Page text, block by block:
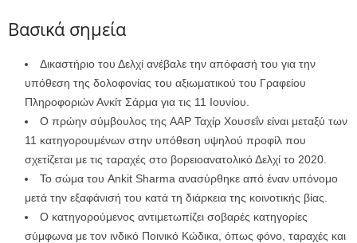
Βασικά σημεία
Δικαστήριο του Δελχί ανέβαλε την απόφασή του για την
υπόθεση της δολοφονίας του αξιωματικού του Γραφείου
Πληροφοριών Ανκίτ Σάρμα για τις 11 Ιουνίου.
Ο πρώην σύμβουλος της AAP Ταχίρ Χουσεΐν είναι μεταξύ των
11 κατηγορουμένων στην υπόθεση υψηλού προφίλ που
σχετίζεται με τις ταραχές στο βορειοανατολικό Δελχί το 2020.
Το σώμα του Ankit Sharma ανασύρθηκε από έναν υπόνομο
μετά την εξαφάνισή του κατά τη διάρκεια της κοινοτικής βίας.
Ο κατηγορούμενος αντιμετωπίζει σοβαρές κατηγορίες
σύμφωνα με τον ινδικό Ποινικό Κώδικα, όπως φόνο, ταραχές και